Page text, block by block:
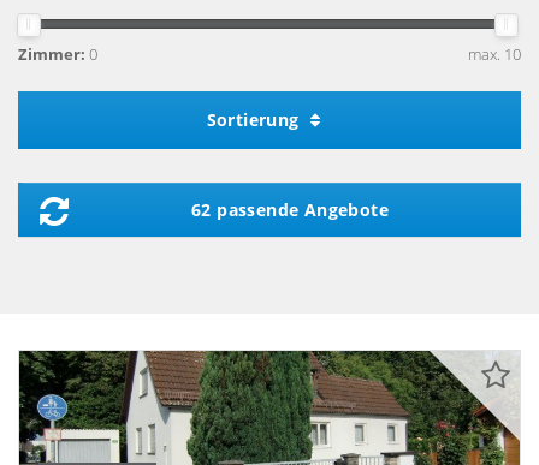
Zimmer: 0 max. 10
Sortierung
62 passende Angebote